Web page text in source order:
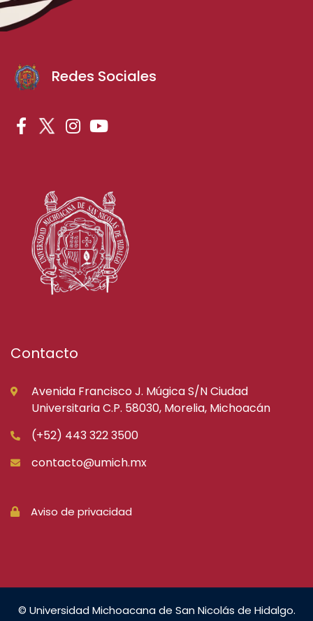
Redes Sociales
Contacto
Avenida Francisco J. Múgica S/N Ciudad
Universitaria C.P. 58030, Morelia, Michoacán
(+52) 443 322 3500
contacto@umich.mx
Aviso de privacidad
© Universidad Michoacana de San Nicolás de Hidalgo.